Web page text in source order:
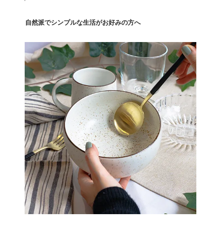
自然派でシンプルな生活がお好みの方へ